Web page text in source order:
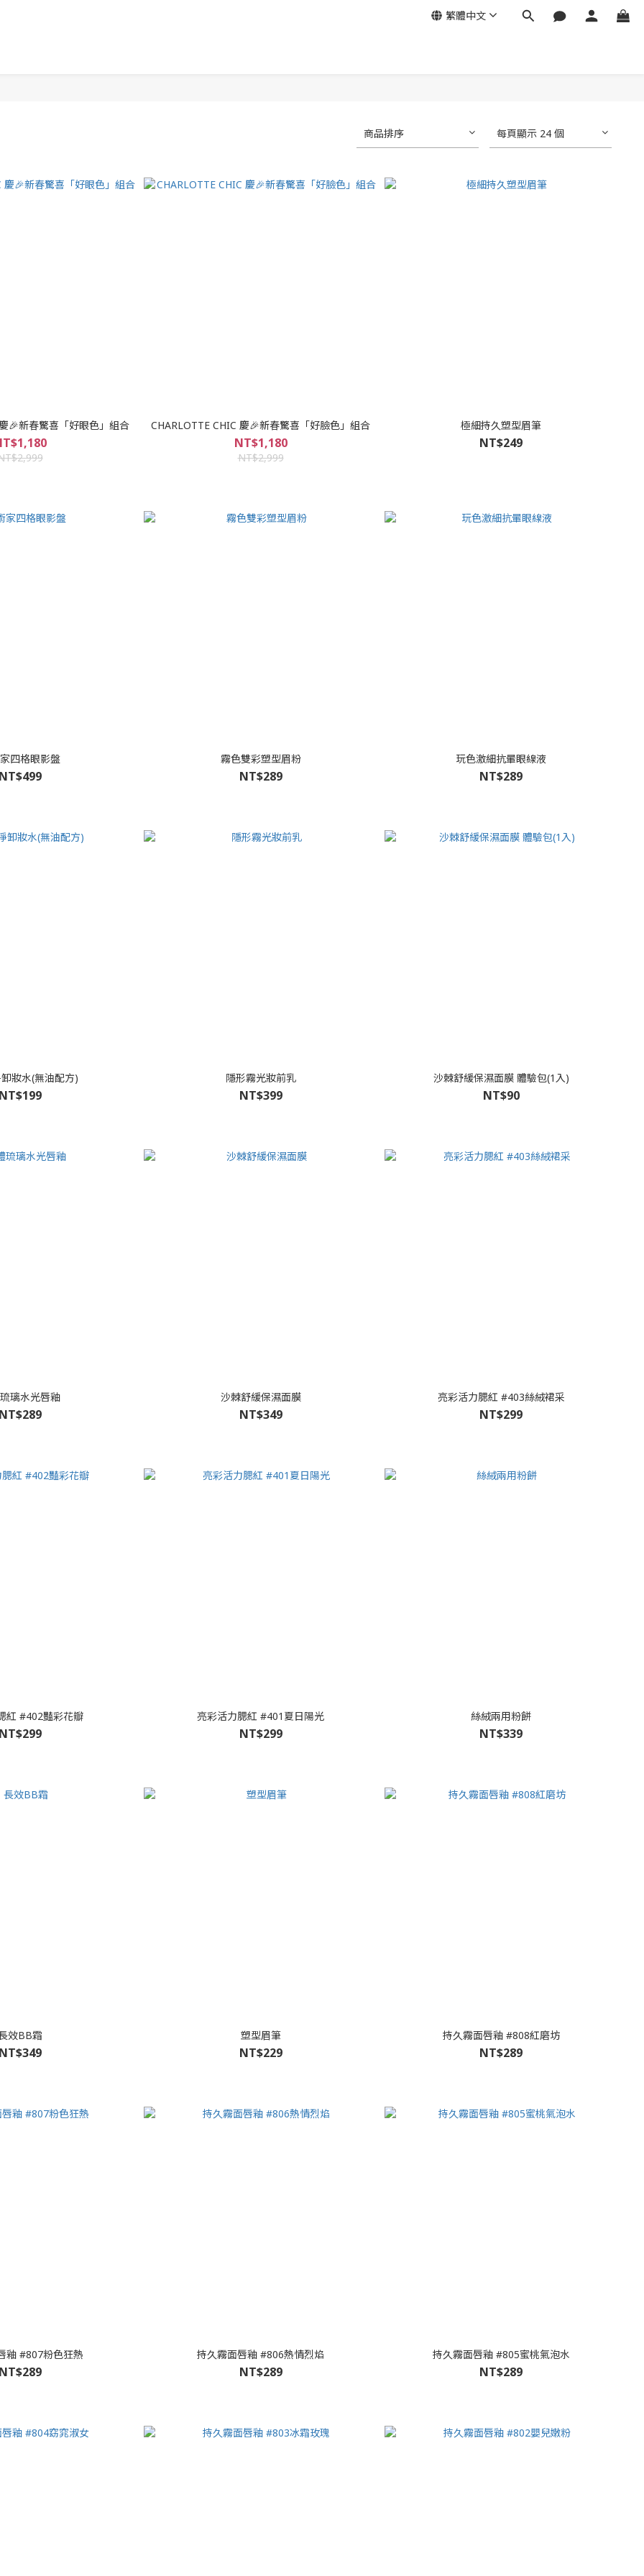
繁體中文
商品排序 每頁顯示 24 個
🎉新春驚喜「好眼色」組合 CHARLOTTE CHIC 慶🎉新春驚喜「好臉色」組合
NT$1,180
NT$2,999
極細持久塑型眉筆
NT$249
四格眼影盤 霧色雙彩塑型眉粉
NT$289
玩色激細抗暈眼線液
NT$289
妝水(無油配方) 隱形霧光妝前乳
NT$399
沙棘舒緩保濕面膜 體驗包(1入)
NT$90
璃水光唇釉 沙棘舒緩保濕面膜
NT$349
亮彩活力腮紅 #403絲絨裙采
NT$299
紅 #402豔彩花瓣 亮彩活力腮紅 #401夏日陽光
NT$299
絲絨兩用粉餅
NT$339
效BB霜 塑型眉筆
NT$229
持久霧面唇釉 #808紅磨坊
NT$289
釉 #807粉色狂熱 持久霧面唇釉 #806熱情烈焰
NT$289
持久霧面唇釉 #805蜜桃氣泡水
NT$289